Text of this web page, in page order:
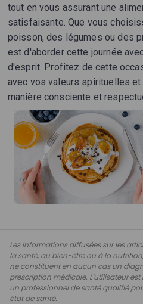
tout en vous assurant une
satisfaisante. Que vous
poisson, des légumes ou des
est d'aborder cette journée
d'esprit. Profitez de cette
avec vos valeurs spirituelles
manière consciente et
Les informations diffusées sur les
la santé, au bien-être ou à la
ne constituent en aucun cas un
prescription médicale. L'utilisateur
un professionnel de santé qualifié
état de santé.